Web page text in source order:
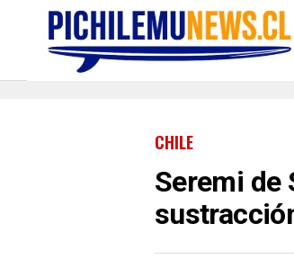
CHILE
Seremi de